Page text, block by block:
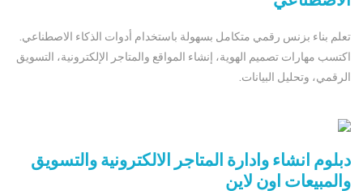
تعلم بناء بزنس رقمي متكامل بسهولة باستخدام أدوات الذكاء الاصطناعي.
اكتسب مهارات تصميم الهوية، إنشاء المواقع والمتاجر الإلكترونية، التسويق
الرقمي، وتحليل البيانات.
دبلوم انشاء وادارة المتاجر الالكترونية والتسويق
والمبيعات اون لاين